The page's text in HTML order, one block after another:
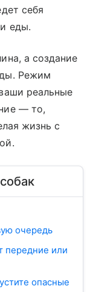
себя
еды.
а создание
Режим
реальные
— то,
жизнь с
очередь
передние или
опасные